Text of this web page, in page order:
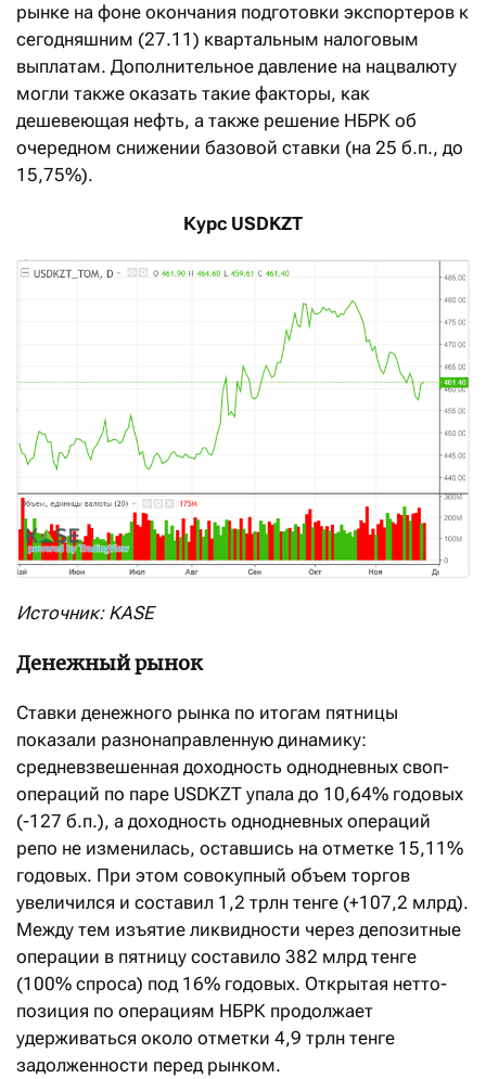
рынке на фоне окончания подготовки экспортеров к
сегодняшним (27.11) квартальным налоговым
выплатам. Дополнительное давление на нацвалюту
могли также оказать такие факторы, как
дешевеющая нефть, а также решение НБРК об
очередном снижении базовой ставки (на 25 б.п., до
15,75%).
Курс USDKZT
Источник: KASE
Денежный рынок
Ставки денежного рынка по итогам пятницы
показали разнонаправленную динамику:
средневзвешенная доходность однодневных своп-
операций по паре USDKZT упала до 10,64% годовых
(-127 б.п.), а доходность однодневных операций
репо не изменилась, оставшись на отметке 15,11%
годовых. При этом совокупный объем торгов
увеличился и составил 1,2 трлн тенге (+107,2 млрд).
Между тем изъятие ликвидности через депозитные
операции в пятницу составило 382 млрд тенге
(100% спроса) под 16% годовых. Открытая нетто-
позиция по операциям НБРК продолжает
удерживаться около отметки 4,9 трлн тенге
задолженности перед рынком.